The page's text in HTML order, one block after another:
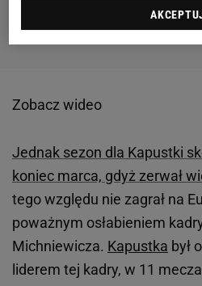
Zobacz wideo
Jednak sezon dla Kapustki
koniec marca, gdyż zerwał
tego względu nie zagrał na
poważnym osłabieniem
Michniewicza. Kapustka był
liderem tej kadry, w 11